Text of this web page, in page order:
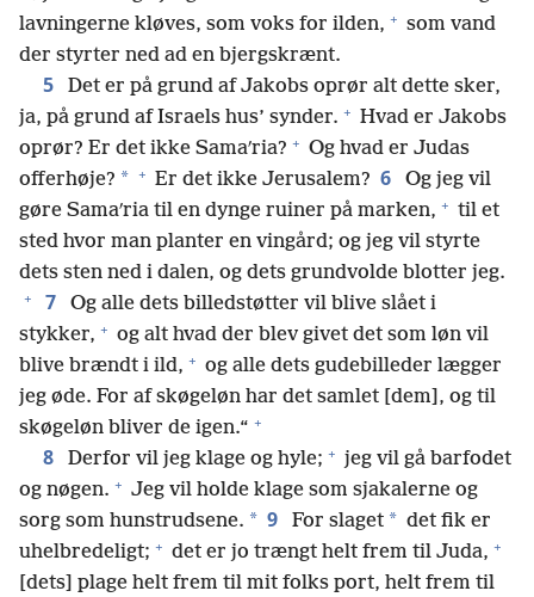
lavningerne kløves, som voks for ilden, + som vand
der styrter ned ad en bjergskrænt.
5
Det er på grund af Jakobs oprør alt dette sker,
ja, på grund af Israels hus’ synder. + Hvad er Jakobs
oprør? Er det ikke Samaʹria? + Og hvad er Judas
offerhøje? * + Er det ikke Jerusalem? 6
Og jeg vil
gøre Samaʹria til en dynge ruiner på marken, + til et
sted hvor man planter en vingård; og jeg vil styrte
dets sten ned i dalen, og dets grundvolde blotter jeg.
+ 7
Og alle dets billedstøtter vil blive slået i
stykker, + og alt hvad der blev givet det som løn vil
blive brændt i ild, + og alle dets gudebilleder lægger
jeg øde. For af skøgeløn har det samlet [dem], og til
skøgeløn bliver de igen.“ +
8 Derfor vil jeg klage og hyle; + jeg vil gå barfodet
og nøgen. + Jeg vil holde klage som sjakalerne og
sorg som hunstrudsene. * 9 For slaget * det fik er
uhelbredeligt; + det er jo trængt helt frem til Juda, +
[dets] plage helt frem til mit folks port, helt frem til